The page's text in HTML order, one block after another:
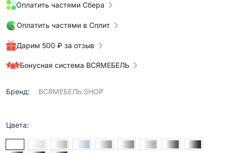
Оплатить частями Сбера
Оплатить частями в Сплит
Дарим 500 ₽ за отзыв
Бонусная система ВСЯМЕБЕЛЬ
Бренд: ВСЯМЕБЕЛЬ.SHOP
Цвета: